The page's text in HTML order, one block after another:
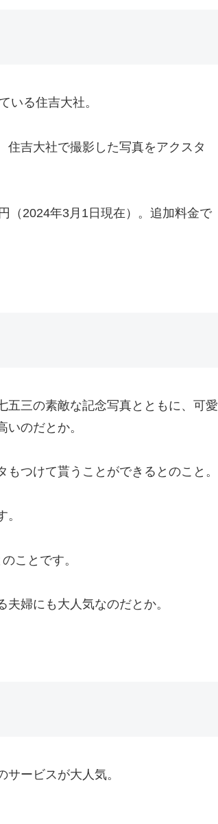
いる住吉大社。
吉大社で撮影した写真をアクスタ
（2024年3月1日現在）。追加料金で
五三の素敵な記念写真とともに、可愛
のだとか。
つけて貰うことができるとのこと。
ことです。
婦にも大人気なのだとか。
ービスが大人気。